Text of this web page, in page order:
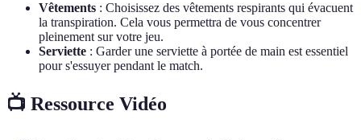
Vêtements : Choisissez des vêtements respirants qui évacuent
la transpiration. Cela vous permettra de vous concentrer
pleinement sur votre jeu.
Serviette : Garder une serviette à portée de main est essentiel
pour s'essuyer pendant le match.
📺 Ressource Vidéo